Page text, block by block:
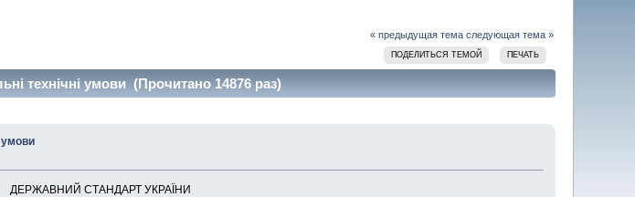
« предыдущая тема следующая тема »
ПОДЕЛИТЬСЯ ТЕМОЙ ПЕЧАТЬ
технічні умови (Прочитано 14876 раз)
умови
ДЕРЖАВНИЙ СТАНДАРТ УКРАЇНИ